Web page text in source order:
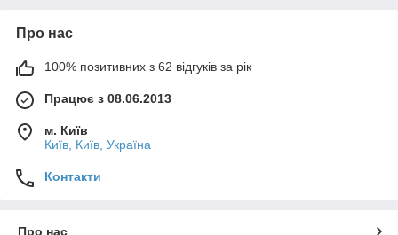
Про нас
100% позитивних з 62 відгуків за рік
Працює з 08.06.2013
м. Київ
Київ, Київ, Україна
Контакти
Про нас